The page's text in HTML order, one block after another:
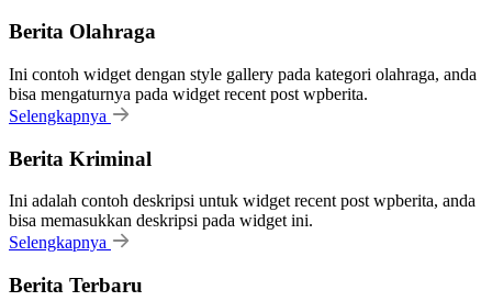
Berita Olahraga
Ini contoh widget dengan style gallery pada kategori olahraga, anda
bisa mengaturnya pada widget recent post wpberita.
Selengkapnya
Berita Kriminal
Ini adalah contoh deskripsi untuk widget recent post wpberita, anda
bisa memasukkan deskripsi pada widget ini.
Selengkapnya
Berita Terbaru